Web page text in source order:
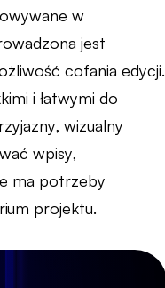
w
jest
cofania edycji.
i łatwymi do
wizualny
wpisy,
ma potrzeby
projektu.